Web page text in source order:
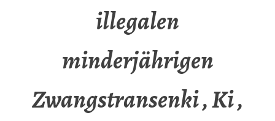
illegalen
minderjährigen
Zwangstransenki , Ki ,